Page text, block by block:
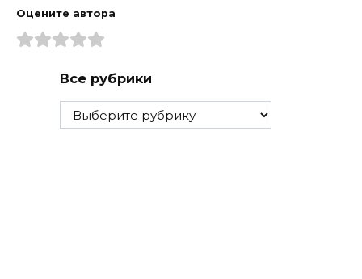
Оцените автора
Все рубрики
Все
рубрики